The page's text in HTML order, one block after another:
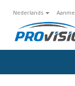
Nederlands